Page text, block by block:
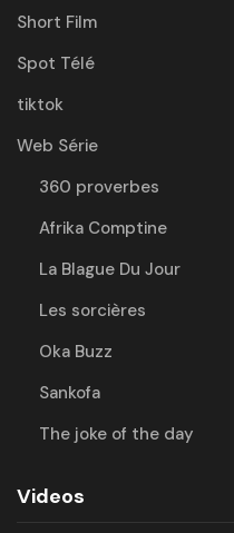
Short Film
Spot Télé
tiktok
Web Série
360 proverbes
Afrika Comptine
La Blague Du Jour
Les sorcières
Oka Buzz
Sankofa
The joke of the day
Videos